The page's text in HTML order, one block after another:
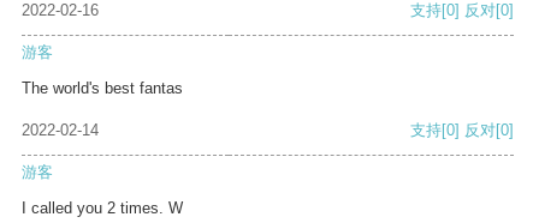
2022-02-16 支持[0] 反对[0]
游客
The world's best fantas
2022-02-14 支持[0] 反对[0]
游客
I called you 2 times. W